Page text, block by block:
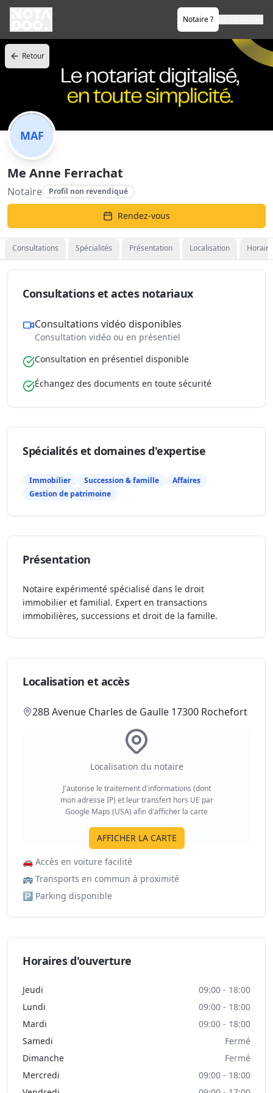
Notaire ?
Retour
MAF
Me Anne Ferrachat
Notaire Profil non revendiqué
Rendez-vous
Consultations Spécialités Présentation Localisation
Consultations et actes notariaux
Consultations vidéo disponibles
Consultation vidéo ou en présentiel
Consultation en présentiel disponible
Échangez des documents en toute sécurité
Spécialités et domaines d'expertise
Immobilier Succession & famille
Affaires
Gestion de patrimoine
Présentation
Notaire expérimenté spécialisé dans le droit
immobilier et familial. Expert en transactions
immobilières, successions et droit de la famille.
Localisation et accès
28B Avenue Charles de Gaulle 17300 Rochefort
Localisation du notaire
J'autorise le traitement d'informations (dont
mon adresse IP) et leur transfert hors UE par
Google Maps (USA) afin d'afficher la carte
AFFICHER LA CARTE
🚗 Accès en voiture facilité
🚌 Transports en commun à proximité
🅿️ Parking disponible
Horaires d'ouverture
Jeudi
09:00 - 18:00
Lundi
09:00 - 18:00
Mardi
09:00 - 18:00
Samedi
Fermé
Dimanche
Fermé
Mercredi
09:00 - 18:00